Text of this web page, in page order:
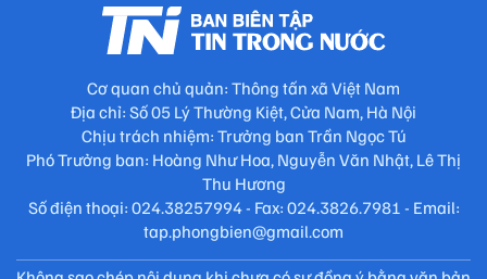
Cơ quan chủ quản: Thông tấn xã Việt Nam
Địa chỉ: Số 05 Lý Thường Kiệt, Cửa Nam, Hà Nội
Chịu trách nhiệm: Trưởng ban Trần Ngọc Tú
Phó Trưởng ban: Hoàng Như Hoa, Nguyễn Văn Nhật, Lê Thị
Thu Hương
Số điện thoại: 024.38257994 - Fax: 024.3826.7981 - Email:
tap.phongbien@gmail.com